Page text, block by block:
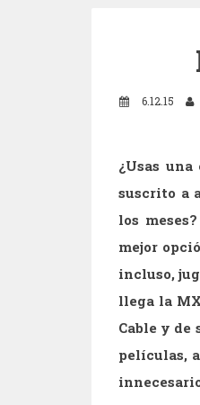
6.12.15
¿Usas
suscrito a
los
mejor
incluso,
llega la
Cable y
películas,